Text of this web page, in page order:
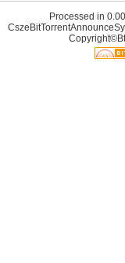
Processed in